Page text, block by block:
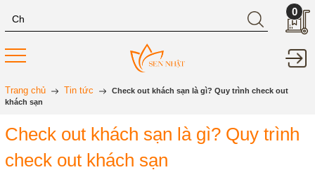
0
Trang chủ Tin tức
Check out khách sạn là gì? Quy trình check out
khách sạn
Check out khách sạn là gì? Quy trình
check out khách sạn